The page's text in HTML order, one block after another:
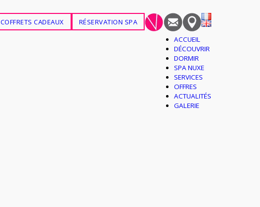
COFFRETS CADEAUX
RÉSERVATION SPA
ACCUEIL
DÉCOUVRIR
DORMIR
SPA NUXE
SERVICES
OFFRES
ACTUALITÉS
GALERIE